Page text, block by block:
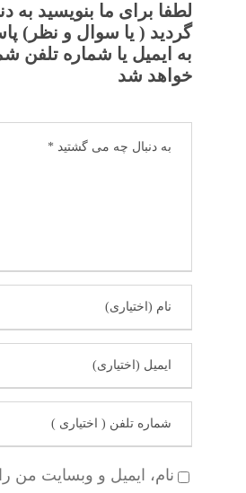
لطفا برای ما بنویسید به
گردید ( یا سوال و نظر)
به ایمیل یا شماره تلفن
خواهد شد
نام، ایمیل و وبسایت من